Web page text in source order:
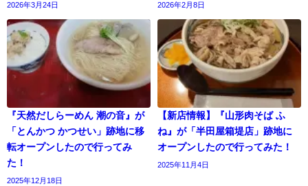
2026年3月24日 2026年2月8日
『天然だしらーめん 潮の音』が
「とんかつ かつせい」跡地に移
転オープンしたので行ってみ
た！
2025年12月18日
【新店情報】『山形肉そば ふ
ね』が「半田屋箱堤店」跡地に
オープンしたので行ってみた！
2025年11月4日